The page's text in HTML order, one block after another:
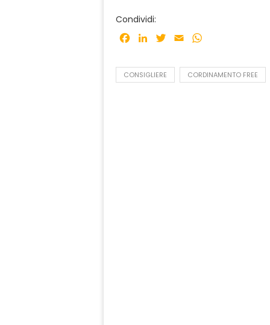
Condividi:
Facebook
LinkedInTwitter
Email
CONSIGLIERE CORDINAMENTO FREE